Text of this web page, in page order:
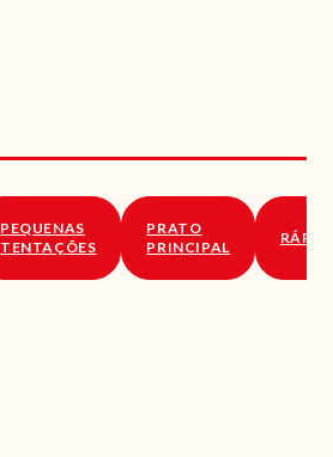
PEQUENAS
TENTAÇÕES
PRATO
PRINCIPAL